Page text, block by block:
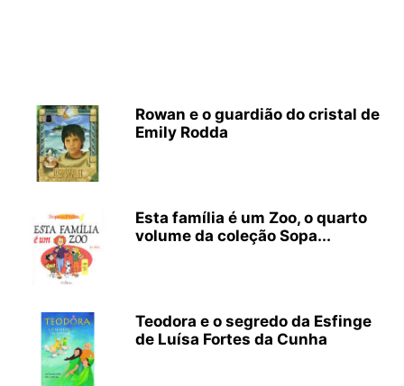
Rowan e o guardião do cristal de
Emily Rodda
Esta família é um Zoo, o quarto
volume da coleção Sopa...
Teodora e o segredo da Esfinge
de Luísa Fortes da Cunha